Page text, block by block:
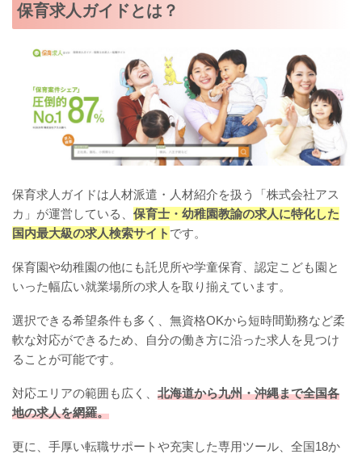
保育求人ガイドとは？
保育求人ガイドは人材派遣・人材紹介を扱う「株式会社アス
カ」が運営している、 保育士・幼稚園教諭の求人に特化した
国内最大級の求人検索サイト です。
保育園や幼稚園の他にも託児所や学童保育、認定こども園と
いった幅広い就業場所の求人を取り揃えています。
選択できる希望条件も多く、無資格OKから短時間勤務など柔
軟な対応ができるため、自分の働き方に沿った求人を見つけ
ることが可能です。
対応エリアの範囲も広く、 北海道から九州・沖縄まで全国各
地の求人を網羅。
更に、手厚い転職サポートや充実した専用ツール、全国18か